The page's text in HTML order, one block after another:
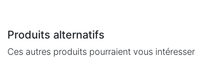
Produits alternatifs
Ces autres produits pourraient vous intéresser